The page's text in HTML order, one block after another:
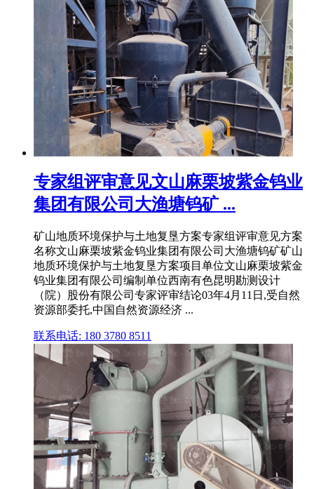
专家组评审意见文山麻栗坡紫金钨业
集团有限公司大渔塘钨矿 ...
矿山地质环境保护与土地复垦方案专家组评审意见方案
名称文山麻栗坡紫金钨业集团有限公司大渔塘钨矿矿山
地质环境保护与土地复垦方案项目单位文山麻栗坡紫金
钨业集团有限公司编制单位西南有色昆明勘测设计
（院）股份有限公司专家评审结论03年4月11日,受自然
资源部委托,中国自然资源经济 ...
联系电话: 180 3780 8511